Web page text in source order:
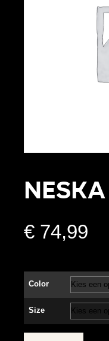
€ 74,99
Color
Size